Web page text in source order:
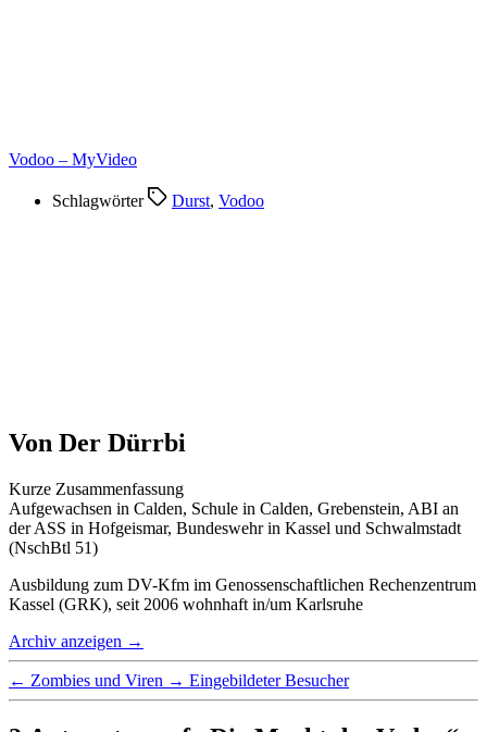
Vodoo – MyVideo
Schlagwörter Durst, Vodoo
Von Der Dürrbi
Kurze Zusammenfassung
Aufgewachsen in Calden, Schule in Calden, Grebenstein, ABI an
der ASS in Hofgeismar, Bundeswehr in Kassel und Schwalmstadt
(NschBtl 51)
Ausbildung zum DV-Kfm im Genossenschaftlichen Rechenzentrum
Kassel (GRK), seit 2006 wohnhaft in/um Karlsruhe
Archiv anzeigen →
← Zombies und Viren → Eingebildeter Besucher